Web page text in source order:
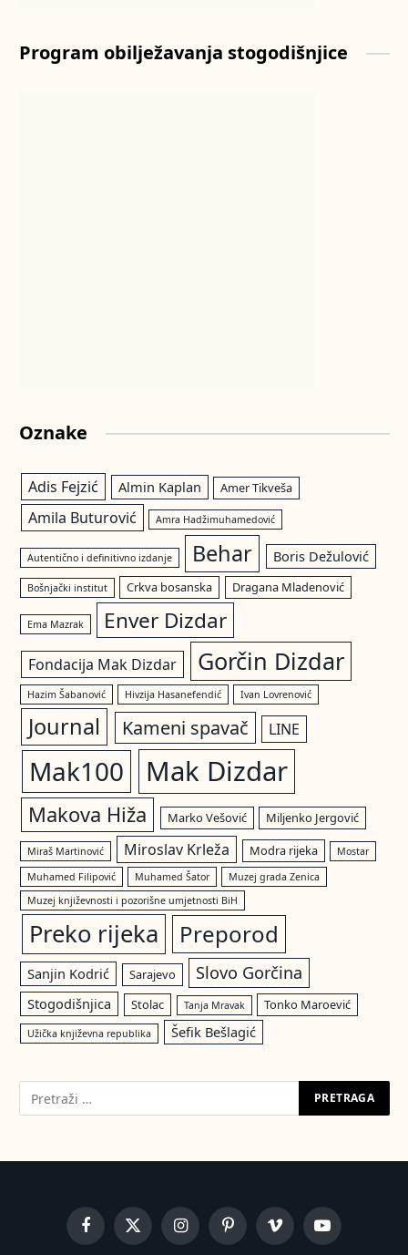
Program obilježavanja stogodišnjice
Oznake
Adis Fejzić Almin Kaplan Amer Tikveša
Amila Buturović Amra Hadžimuhamedović
Autentično i definitivno izdanje Behar Boris Dežulović
Bošnjački institut Crkva bosanska Dragana Mladenović
Ema Mazrak Enver Dizdar
Fondacija Mak Dizdar Gorčin Dizdar
Hazim Šabanović Hivzija Hasanefendić Ivan Lovrenović
Journal Kameni spavač LINE
Mak100 Mak Dizdar
Makova Hiža Marko Vešović Miljenko Jergović
Miraš Martinović Miroslav Krleža Modra rijeka
Mostar
Muhamed Filipović
Muhamed Šator
Muzej grada Zenica
Muzej književnosti i pozorišne umjetnosti BiH
Preko rijeka Preporod
Sanjin Kodrić Sarajevo Slovo Gorčina
Stogodišnjica Stolac Tanja Mravak Tonko Maroević
Užička književna republika Šefik Bešlagić
FacebookX
(Twitter)
InstagramPinterestVimeo YouTube